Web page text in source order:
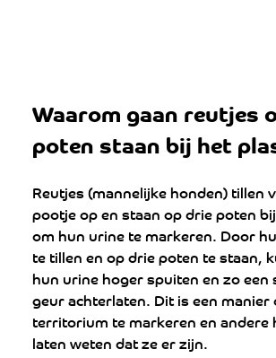
Waarom gaan reutjes
poten staan bij het
Reutjes (mannelijke honden) tillen
pootje op en staan op drie poten
om hun urine te markeren. Door
te tillen en op drie poten te staan,
hun urine hoger spuiten en zo
geur achterlaten. Dit is een manier
territorium te markeren en andere
laten weten dat ze er zijn.